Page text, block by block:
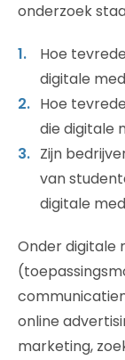
onderzoek
Hoe
digitale
Hoe
die digitale
Zijn
van
digitale
Onder digitale
online
marketing,